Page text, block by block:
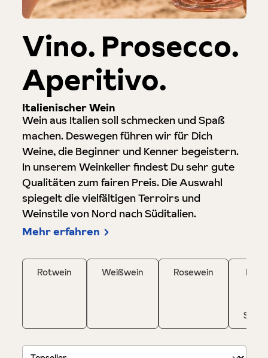
Vino. Prosecco.
Aperitivo.
Italienischer Wein
Wein aus Italien soll schmecken und Spaß
machen. Deswegen führen wir für Dich
Weine, die Beginner und Kenner begeistern.
In unserem Weinkeller findest Du sehr gute
Qualitäten zum fairen Preis. Die Auswahl
spiegelt die vielfältigen Terroirs und
Weinstile von Nord nach Süditalien.
Mehr erfahren
Rotwein Weißwein Rosewein